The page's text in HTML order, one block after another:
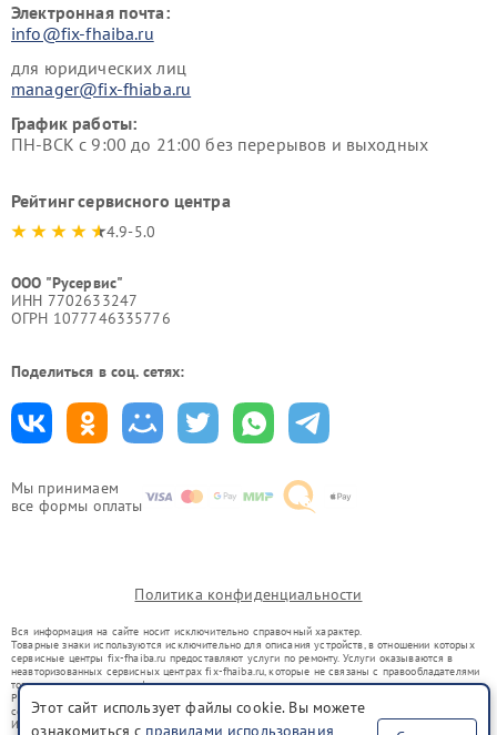
Мы принимаем
все формы оплаты
Электронная почта:
info@fix-fhaiba.ru
для юридических лиц
manager@fix-fhiaba.ru
График работы:
ПН-ВСК с 9:00 до 21:00 без перерывов и выходных
Рейтинг сервисного центра
4.9-5.0
ООО "Русервис"
ИНН 7702633247
ОГРН 1077746335776
Поделиться в соц. сетях:
Политика конфиденциальности
Вся информация на сайте носит исключительно справочный характер.
Товарные знаки используются исключительно для описания устройств, в отношении которых
сервисные центры fix-fhaiba.ru предоставляют услуги по ремонту. Услуги оказываются в
неавторизованных сервисных центрах fix-fhaiba.ru, которые не связаны с правообладателями
товарных знаков или их официальными представителями.
Ремонт осуществляется для устройств, уже введенных в гражданский оборот в соответствии
со статьей 1487 ГК РФ.
Использование товарных знаков не преследует цели индивидуализации услуг или введения
Этот сайт использует файлы cookie. Вы можете
ознакомиться с правилами использования